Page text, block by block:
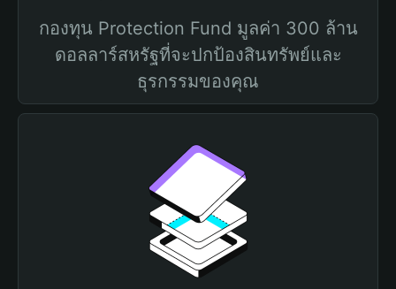
กองทุน Protection Fund มูลค่า 300 ล้าน
ดอลลาร์สหรัฐที่จะปกป้องสินทรัพย์และ
ธุรกรรมของคุณ